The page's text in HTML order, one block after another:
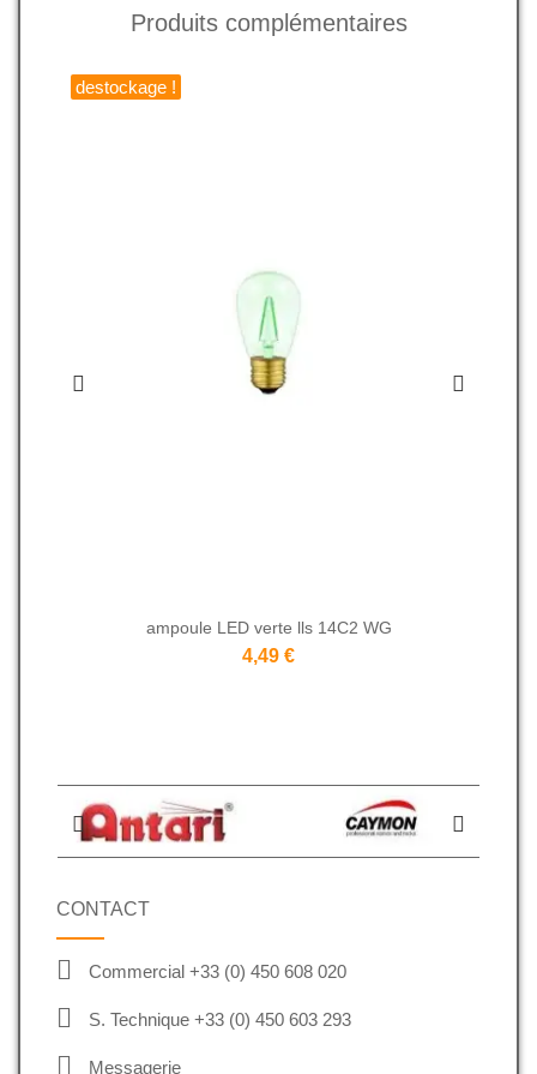
Produits complémentaires
destockage !
ampoule LED verte lls 14C2 WG
4,49 €
CONTACT
Commercial +33 (0) 450 608 020
S. Technique +33 (0) 450 603 293
Messagerie